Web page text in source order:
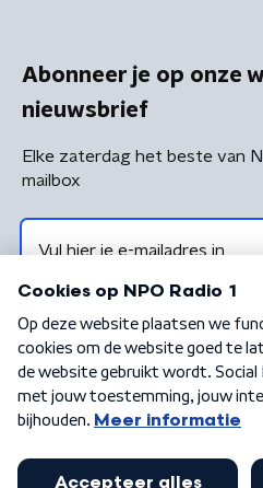
Abonneer je op onze
nieuwsbrief
Elke zaterdag het beste van
mailbox
Algemene voorwaarden